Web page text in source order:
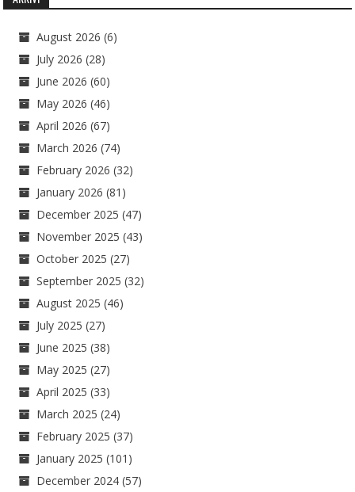
August 2026 (6)
July 2026 (28)
June 2026 (60)
May 2026 (46)
April 2026 (67)
March 2026 (74)
February 2026 (32)
January 2026 (81)
December 2025 (47)
November 2025 (43)
October 2025 (27)
September 2025 (32)
August 2025 (46)
July 2025 (27)
June 2025 (38)
May 2025 (27)
April 2025 (33)
March 2025 (24)
February 2025 (37)
January 2025 (101)
December 2024 (57)